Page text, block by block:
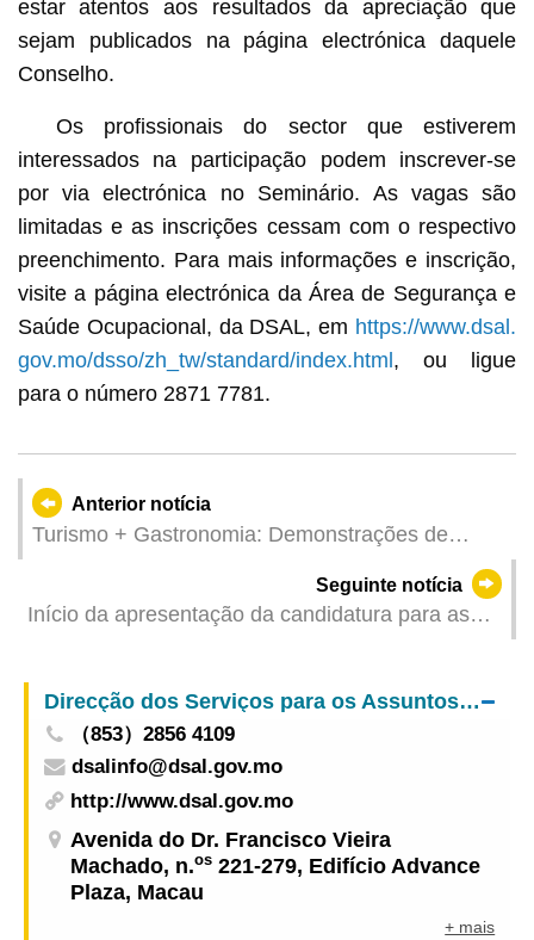
estar atentos aos resultados da apreciação que
sejam publicados na página electrónica daquele
Conselho.
Os profissionais do sector que estiverem
interessados na participação podem inscrever-se
por via electrónica no Seminário. As vagas são
limitadas e as inscrições cessam com o respectivo
preenchimento. Para mais informações e inscrição,
visite a página electrónica da Área de Segurança e
Saúde Ocupacional, da DSAL, em https://www.dsal.
gov.mo/dsso/zh_tw/standard/index.html, ou ligue
para o número 2871 7781.
Anterior notícia
Turismo + Gastronomia: Demonstrações de
Seguinte notícia
Início da apresentação da candidatura para as
Chefe do Executivo a partir de amanhã
Direcção dos Serviços para os Assuntos Laborais
（853）2856 4109
dsalinfo@dsal.gov.mo
http://www.dsal.gov.mo
Avenida do Dr. Francisco Vieira
Machado, n.os 221-279, Edifício Advance
Plaza, Macau
+ mais